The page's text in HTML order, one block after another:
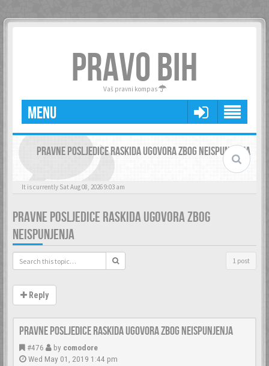
PRAVO BIH
Vaš pravni kompas
MENU
PRAVNE POSLJEDICE RASKIDA UGOVORA ZBOG NEISPUNJENJA
It is currently Sat Aug 08, 2026 9:03 am
PRAVNE POSLJEDICE RASKIDA UGOVORA ZBOG
NEISPUNJENJA
1 post
Reply
Pravne posljedice raskida ugovora zbog neispunjenja
#476 by comodore
Wed May 01, 2019 1:44 pm